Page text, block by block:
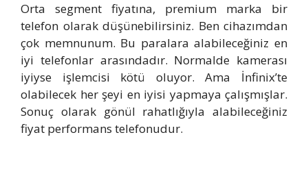
Orta segment fiyatına, premium marka bir
telefon olarak düşünebilirsiniz. Ben cihazımdan
çok memnunum. Bu paralara alabileceğiniz en
iyi telefonlar arasındadır. Normalde kamerası
iyiyse işlemcisi kötü oluyor. Ama İnfinix’te
olabilecek her şeyi en iyisi yapmaya çalışmışlar.
Sonuç olarak gönül rahatlığıyla alabileceğiniz
fiyat performans telefonudur.